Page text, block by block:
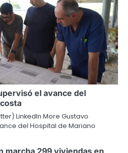
el avance del
LinkedIn More Gustavo
del Hospital de Mariano